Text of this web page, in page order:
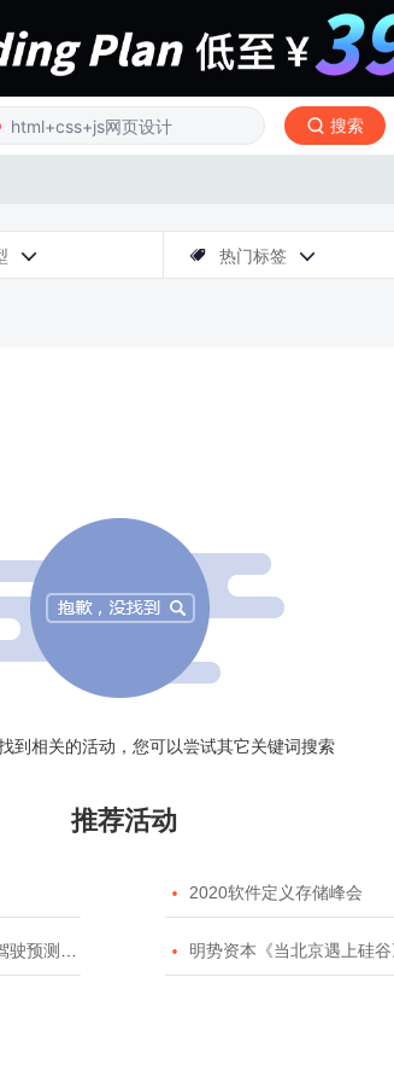
搜索
  热门标签 
到相关的活动，您可以尝试其它关键词搜索
推荐活动
 2020软件定义存储峰会
挑战赛  明势资本《当北京遇上硅谷》系列